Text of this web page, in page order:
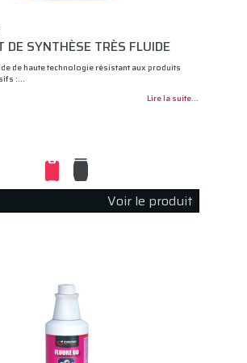
DE SYNTHÈSE TRÈS FLUIDE
de haute technologie résistant aux produits
:…
Lire la suite...
Voir le produit